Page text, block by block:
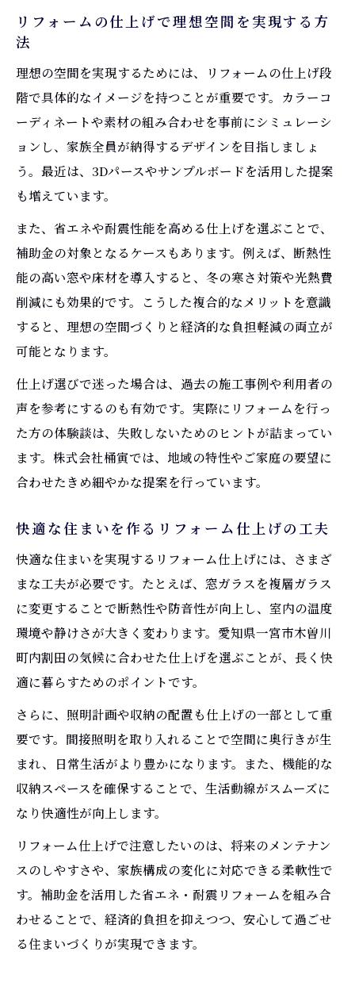
リフォームの仕上げで理想空間を実現する方
法
理想の空間を実現するためには、リフォームの仕上げ段
階で具体的なイメージを持つことが重要です。カラーコ
ーディネートや素材の組み合わせを事前にシミュレーシ
ョンし、家族全員が納得するデザインを目指しましょ
う。最近は、3Dパースやサンプルボードを活用した提案
も増えています。
また、省エネや耐震性能を高める仕上げを選ぶことで、
補助金の対象となるケースもあります。例えば、断熱性
能の高い窓や床材を導入すると、冬の寒さ対策や光熱費
削減にも効果的です。こうした複合的なメリットを意識
すると、理想の空間づくりと経済的な負担軽減の両立が
可能となります。
仕上げ選びで迷った場合は、過去の施工事例や利用者の
声を参考にするのも有効です。実際にリフォームを行っ
た方の体験談は、失敗しないためのヒントが詰まってい
ます。株式会社桶寅では、地域の特性やご家庭の要望に
合わせたきめ細やかな提案を行っています。
快適な住まいを作るリフォーム仕上げの工夫
快適な住まいを実現するリフォーム仕上げには、さまざ
まな工夫が必要です。たとえば、窓ガラスを複層ガラス
に変更することで断熱性や防音性が向上し、室内の温度
環境や静けさが大きく変わります。愛知県一宮市木曽川
町内割田の気候に合わせた仕上げを選ぶことが、長く快
適に暮らすためのポイントです。
さらに、照明計画や収納の配置も仕上げの一部として重
要です。間接照明を取り入れることで空間に奥行きが生
まれ、日常生活がより豊かになります。また、機能的な
収納スペースを確保することで、生活動線がスムーズに
なり快適性が向上します。
リフォーム仕上げで注意したいのは、将来のメンテナン
スのしやすさや、家族構成の変化に対応できる柔軟性で
す。補助金を活用した省エネ・耐震リフォームを組み合
わせることで、経済的負担を抑えつつ、安心して過ごせ
る住まいづくりが実現できます。